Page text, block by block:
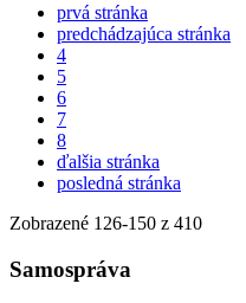
prvá stránka
predchádzajúca stránka
4
5
6
7
8
ďalšia stránka
posledná stránka
Zobrazené 126-150 z 410
Samospráva